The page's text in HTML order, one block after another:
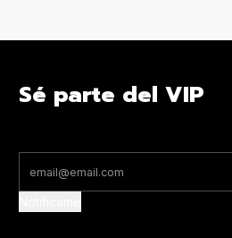
Sé parte del VIP